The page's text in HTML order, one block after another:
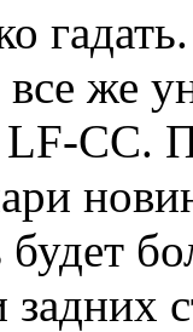
же
LF-CC.